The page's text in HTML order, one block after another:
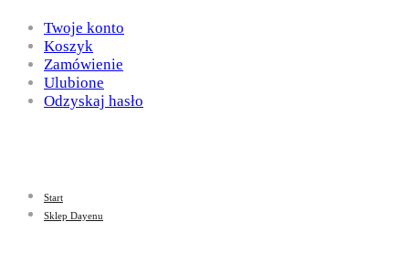
for
God
Design
God
Twoje konto
Koszyk
Zamówienie
Ulubione
Odzyskaj hasło
Start
Sklep Dayenu